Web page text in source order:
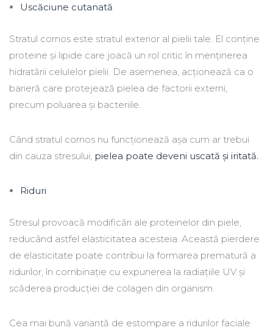
Uscăciune cutanată
Stratul cornos este stratul exterior al pielii tale. El conține
proteine și lipide care joacă un rol critic în menținerea
hidratării celulelor pielii. De asemenea, acționează ca o
barieră care protejează pielea de factorii externi,
precum poluarea și bacteriile.
Când stratul cornos nu funcționează așa cum ar trebui
din cauza stresului, pielea poate deveni uscată și iritată.
Riduri
Stresul provoacă modificări ale proteinelor din piele,
reducând astfel elasticitatea acesteia. Această pierdere
de elasticitate poate contribui la formarea prematură a
ridurilor, în combinație cu expunerea la radiațiile UV și
scăderea producției de colagen din organism.
Cea mai bună variantă de estompare a ridurilor faciale